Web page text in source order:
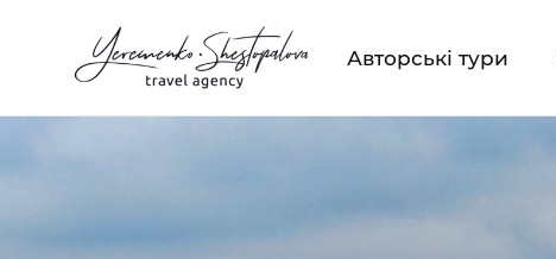
Авторські тури